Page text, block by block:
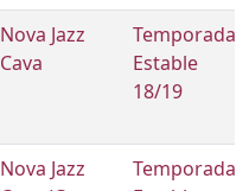
Nova Jazz
Cava
Temporada
Estable
18/19
Nova Jazz
Temporada